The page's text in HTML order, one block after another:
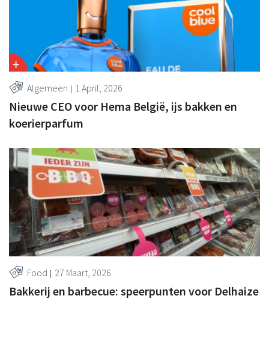
Algemeen 1 April, 2026
Nieuwe CEO voor Hema België, ijs bakken en
koerierparfum
Food 27 Maart, 2026
Bakkerij en barbecue: speerpunten voor Delhaize